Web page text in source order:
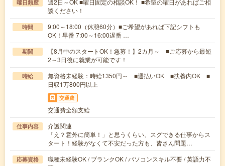
曜日頻度
週2日～OK ■曜日固定の相談OK！ ■希望の曜日があればご相
談ください！
時間
9:00～18:00（休憩60分）■ご希望があれば下記シフトも
OK！早番 7:00～16:00遅番 …
期間
【8月中のスタートOK！急募！】2カ月～ ■ご応募から最短
2～3日後に就業が可能です！
時給
無資格未経験：時給1350円～ ■週払いOK ■扶養内OK ■
日収1万800円以上
交通費
交通費全額支給
仕事内容
介護関連
「え？意外に簡単！」と思うくらい、スグできる仕事からス
タート！経験がなくて不安だった方も、皆さん問題…
応募資格
職種未経験OK / ブランクOK / パソコンスキル不要 / 英語力不